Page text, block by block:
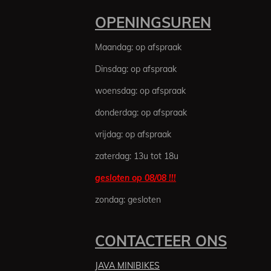
k
g
3
.
6
6
4
8
5
6
4
s
t
e
r
e
r
r
e
n
e
r
e
r
OPENINGSUREN
Maandag: op afspraak
Dinsdag: op afspraak
woensdag: op afspraak
donderdag: op afspraak
vrijdag: op afspraak
zaterdag: 13u tot 18u
gesloten op 08/08 !!!
zondag: gesloten
CONTACTEER ONS
JAVA MINIBIKES